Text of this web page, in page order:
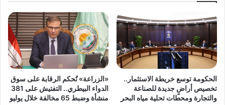
الحكومة توسع خريطة الاستثمار..
تخصيص أراضٍ جديدة للصناعة
والتجارة ومحطات تحلية مياه البحر
«الزراعة» تُحكم الرقابة على سوق
الدواء البيطري.. التفتيش على 381
منشأة وضبط 65 مخالفة خلال يوليو